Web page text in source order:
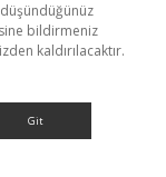
bildirmeniz
kaldırılacaktır.